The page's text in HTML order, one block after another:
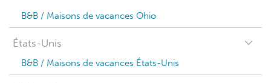
B&B / Maisons de vacances Ohio
États-Unis
B&B / Maisons de vacances États-Unis